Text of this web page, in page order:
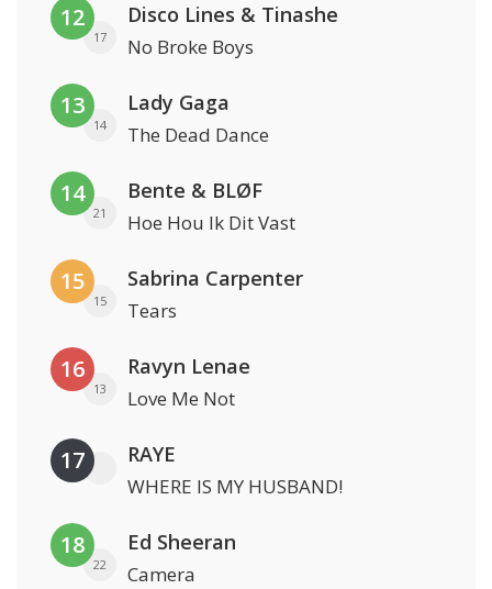
12
17
Disco Lines & Tinashe
No Broke Boys
13
14
Lady Gaga
The Dead Dance
14
21
Bente & BLØF
Hoe Hou Ik Dit Vast
15
15
Sabrina Carpenter
Tears
16
13
Ravyn Lenae
Love Me Not
17 RAYE
WHERE IS MY HUSBAND!
18
22
Ed Sheeran
Camera